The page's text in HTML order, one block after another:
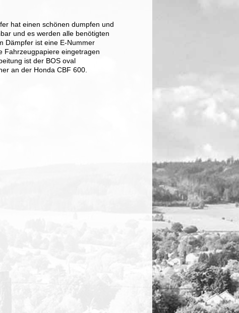
hat einen schönen dumpfen und
und es werden alle benötigten
Dämpfer ist eine E-Nummer
Fahrzeugpapiere eingetragen
ist der BOS oval
an der Honda CBF 600.